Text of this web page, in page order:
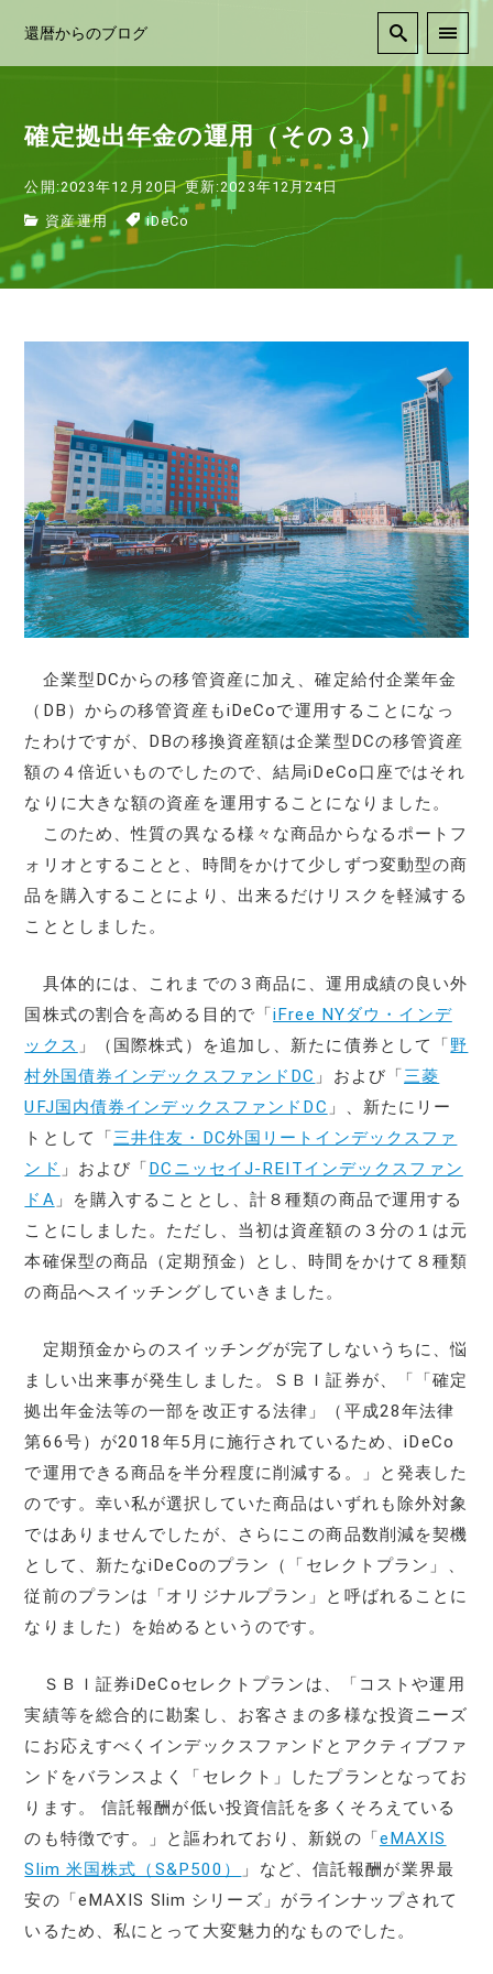
還暦からのブログ
確定拠出年金の運用（その３）
公開:2023年12月20日 更新:2023年12月24日
資産運用 iDeCo
企業型DCからの移管資産に加え、確定給付企業年金
（DB）からの移管資産もiDeCoで運用することになっ
たわけですが、DBの移換資産額は企業型DCの移管資産
額の４倍近いものでしたので、結局iDeCo口座ではそれ
なりに大きな額の資産を運用することになりました。
このため、性質の異なる様々な商品からなるポートフ
ォリオとすることと、時間をかけて少しずつ変動型の商
品を購入することにより、出来るだけリスクを軽減する
こととしました。
具体的には、これまでの３商品に、運用成績の良い外
国株式の割合を高める目的で「iFree NYダウ・インデ
ックス 」（国際株式）を追加し、新たに債券として「野
村外国債券インデックスファンドDC 」および「三菱
UFJ国内債券インデックスファンドDC 」、新たにリー
トとして「三井住友・DC外国リートインデックスファ
ンド 」および「DCニッセイJ-REITインデックスファン
ドA 」を購入することとし、計８種類の商品で運用する
ことにしました。ただし、当初は資産額の３分の１は元
本確保型の商品（定期預金）とし、時間をかけて８種類
の商品へスイッチングしていきました。
定期預金からのスイッチングが完了しないうちに、悩
ましい出来事が発生しました。ＳＢＩ証券が、「「確定
拠出年金法等の一部を改正する法律」（平成28年法律
第66号）が2018年5月に施行されているため、iDeCo
で運用できる商品を半分程度に削減する。」と発表した
のです。幸い私が選択していた商品はいずれも除外対象
ではありませんでしたが、さらにこの商品数削減を契機
として、新たなiDeCoのプラン（「セレクトプラン」、
従前のプランは「オリジナルプラン」と呼ばれることに
なりました）を始めるというのです。
ＳＢＩ証券iDeCoセレクトプランは、「コストや運用
実績等を総合的に勘案し、お客さまの多様な投資ニーズ
にお応えすべくインデックスファンドとアクティブファ
ンドをバランスよく「セレクト」したプランとなってお
ります。 信託報酬が低い投資信託を多くそろえている
のも特徴です。」と謳われており、新鋭の「eMAXIS
Slim 米国株式（S&P500）
」など、信託報酬が業界最
安の「eMAXIS Slim シリーズ」がラインナップされて
いるため、私にとって大変魅力的なものでした。